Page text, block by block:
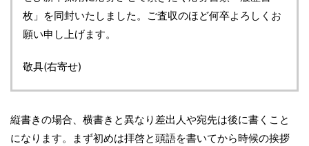
枚」を同封いたしました。ご査収のほど何卒よろしくお
願い申し上げます。
敬具(右寄せ)
縦書きの場合、横書きと異なり差出人や宛先は後に書くこと
になります。まず初めは拝啓と頭語を書いてから時候の挨拶